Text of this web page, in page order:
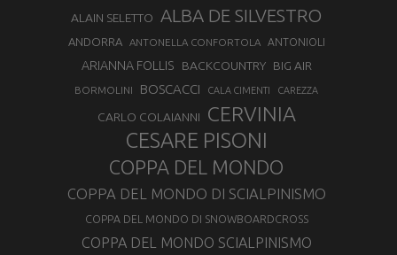
ALAIN SELETTO ALBA DE SILVESTRO
ANDORRA ANTONELLA CONFORTOLA ANTONIOLI
ARIANNA FOLLIS BACKCOUNTRY BIG AIR
BORMOLINI BOSCACCI CALA CIMENTI CAREZZA
CARLO COLAIANNI CERVINIA
CESARE PISONI
COPPA DEL MONDO
COPPA DEL MONDO DI SCIALPINISMO
COPPA DEL MONDO DI SNOWBOARDCROSS
COPPA DEL MONDO SCIALPINISMO